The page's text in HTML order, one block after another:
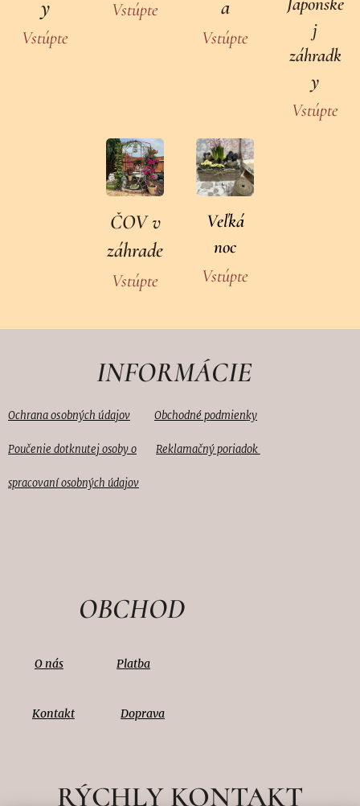
y
Vstúpte
Vstúpte
a
Vstúpte
j
záhradk
y
Vstúpte
ČOV v
záhrade
Vstúpte
Veľká
noc
Vstúpte
INFORMÁCIE
Ochrana osobných údajov Obchodné podmienky
Poučenie dotknutej osoby o Reklamačný poriadok
spracovaní osobných údajov
OBCHOD
O nás Platba
Kontakt Doprava
RÝCHLY KONTAKT